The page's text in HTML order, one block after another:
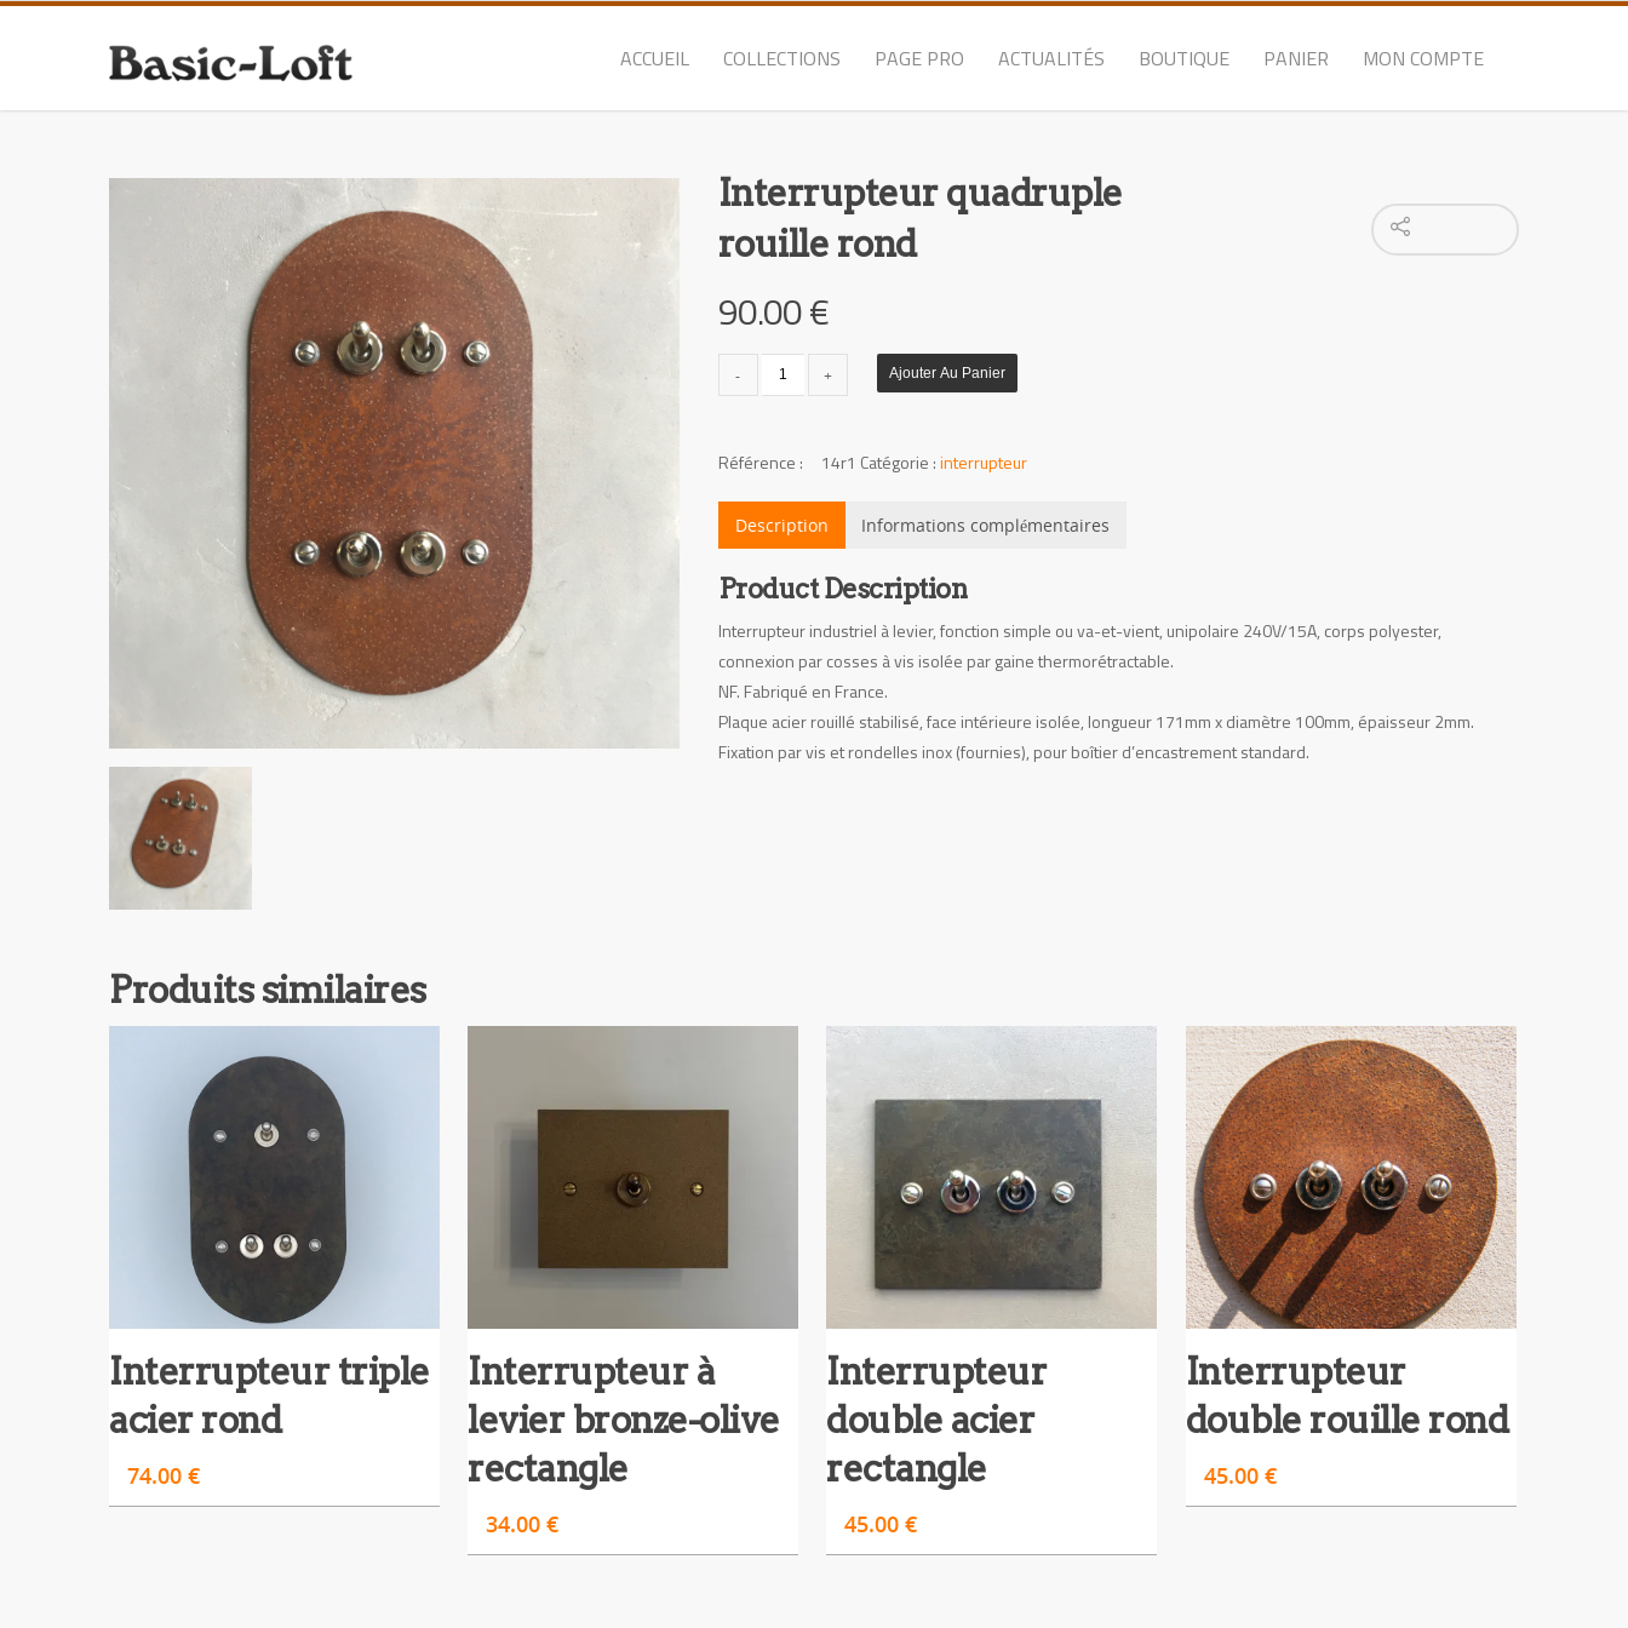
ACCUEIL COLLECTIONS PAGE PRO ACTUALITÉS BOUTIQUE PANIER MON COMPTE
Interrupteur quadruple
rouille rond
90.00€
quantité
de
quadruple
rond
Ajouter Au Panier
UGS :
14r1 Catégorie :interrupteur
Description Informations complémentaires
Product Description
Interrupteur industriel à levier, fonction simple ou va-et-vient, unipolaire 240V/15A, corps polyester,
connexion par cosses à vis isolée par gaine thermorétractable.
NF. Fabriqué en France.
Plaque acier rouillé stabilisé, face intérieure isolée, longueur 171mm x diamètre 100mm, épaisseur 2mm.
Fixation par vis et rondelles inox (fournies), pour boîtier d’encastrement standard.
Produits similaires
Interrupteur triple
acier rond
74.00 €
Interrupteur à
levier bronze-olive
rectangle
34.00€
Interrupteur
double acier
rectangle
45.00€
Interrupteur
double rouille rond
45.00 €